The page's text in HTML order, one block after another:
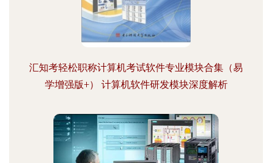
汇知考轻松职称计算机考试软件专业模块合集（易
学增强版+） 计算机软件研发模块深度解析